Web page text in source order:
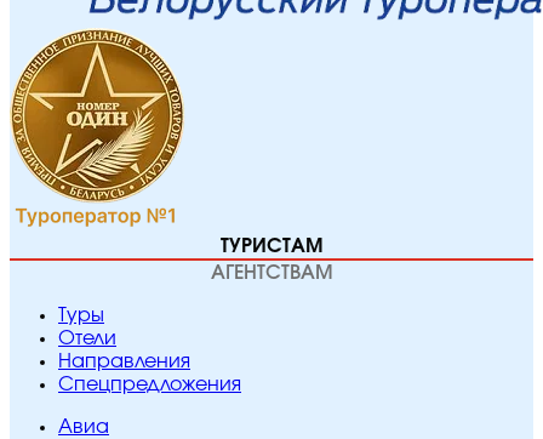
ТУРИСТАМ
АГЕНТСТВАМ
Туры
Отели
Направления
Спецпредложения
Авиа